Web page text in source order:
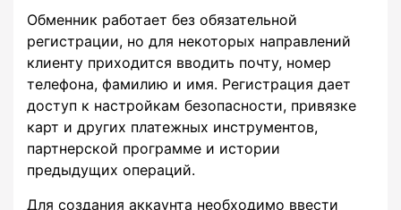
Обменник работает без обязательной
регистрации, но для некоторых направлений
клиенту приходится вводить почту, номер
телефона, фамилию и имя. Регистрация дает
доступ к настройкам безопасности, привязке
карт и других платежных инструментов,
партнерской программе и истории
предыдущих операций.
Для создания аккаунта необходимо ввести